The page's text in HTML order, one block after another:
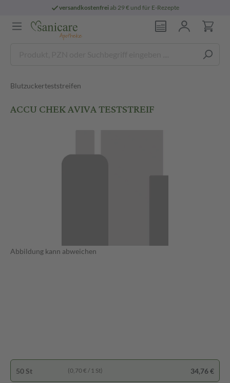
versandkostenfreiab 29 € und für E-Rezepte
Blutzuckerteststreifen
ACCU CHEK AVIVA TESTSTREIF
Abbildung kann abweichen
50 St (0,70 € / 1 St) 34,76 €